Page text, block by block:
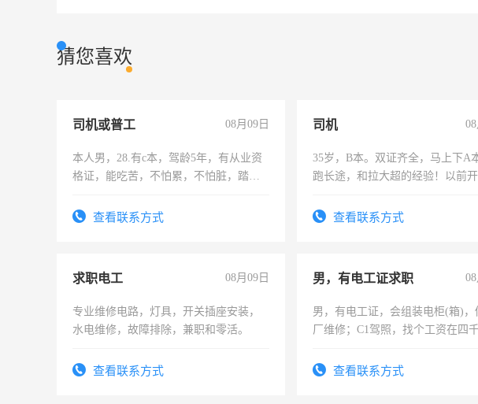
猜您喜欢
司机或普工 08月09日
本人男，28.有c本，驾龄5年，有从业资
格证，能吃苦，不怕累，不怕脏，踏
查看联系方式
司机
35岁，B本。双证齐全，马上下A
跑长途，和拉大超的经验！以前
查看联系方式
求职电工 08月09日
专业维修电路，灯具，开关插座安装，
水电维修，故障排除，兼职和零活。
查看联系方式
男，有电工证求职
男，有电工证，会组装电柜(箱)，
厂维修；C1驾照，找个工资在四
电话查看联系方式